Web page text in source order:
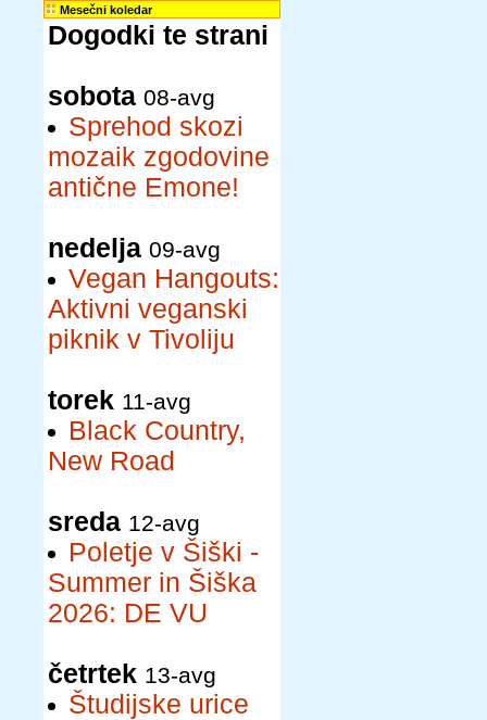
Mesečni koledar
Dogodki te strani
sobota 08-avg
Sprehod skozi
mozaik zgodovine
antične Emone!
nedelja 09-avg
Vegan Hangouts:
Aktivni veganski
piknik v Tivoliju
torek 11-avg
Black Country,
New Road
sreda 12-avg
Poletje v Šiški -
Summer in Šiška
2026: DE VU
četrtek 13-avg
Študijske urice